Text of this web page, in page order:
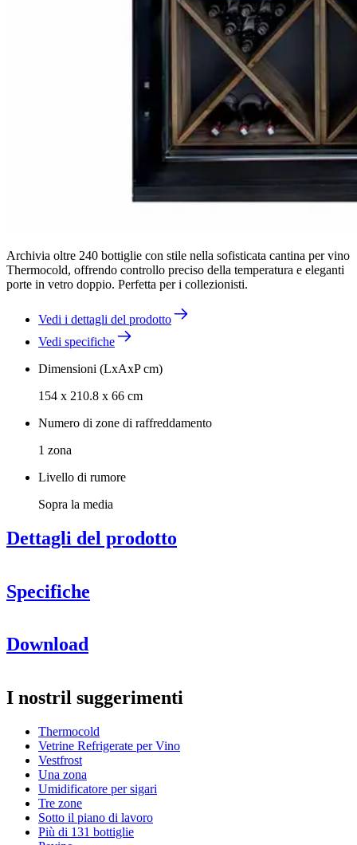
Archivia oltre 240 bottiglie con stile nella sofisticata cantina per vino
Thermocold, offrendo controllo preciso della temperatura e eleganti
porte in vetro doppio. Perfetta per i collezionisti.
Vedi i dettagli del prodotto
Vedi specifiche
Dimensioni (LxAxP cm)
154 x 210.8 x 66 cm
Numero di zone di raffreddamento
1 zona
Livello di rumore
Sopra la media
Dettagli del prodotto
Specifiche
Numero di prodotto
Modello10660
Sistema di raffreddamento
Numero di zone di raffreddamento
Tecnologia di raffreddamento
Refrigerante
Sbrinamento, tipoNo
Allarme per grandi fluttuazioni di temperatura
Download
I nostril suggerimenti
Thermocold
Vetrine Refrigerate per Vino
Vestfrost
Una zona
Umidificatore per sigari
Tre zone
Sotto il piano di lavoro
Più di 131 bottiglie